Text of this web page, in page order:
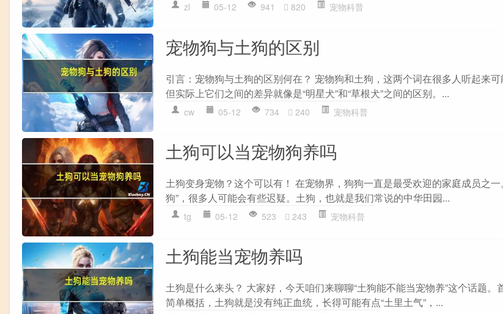
zl 05-12 941 820 宠物科普
宠物狗与土狗的区别
引言：宠物狗与土狗的区别何在？ 宠物狗和土狗，这两个词在很多人听起来可
但实际上它们之间的差异就像是“明星犬”和“草根犬”之间的区别。...
cw 05-12 734 240 宠物科普
土狗可以当宠物狗养吗
土狗变身宠物？这个可以有！ 在宠物界，狗狗一直是最受欢迎的家庭成员之一
狗”，很多人可能会有些迟疑。土狗，也就是我们常说的中华田园...
tg 05-12 523 243 宠物科普
土狗能当宠物养吗
土狗是什么来头？ 大家好，今天咱们来聊聊“土狗能不能当宠物养”这个话题。
简单概括，土狗就是没有纯正血统，长得可能有点“土里土气”，...